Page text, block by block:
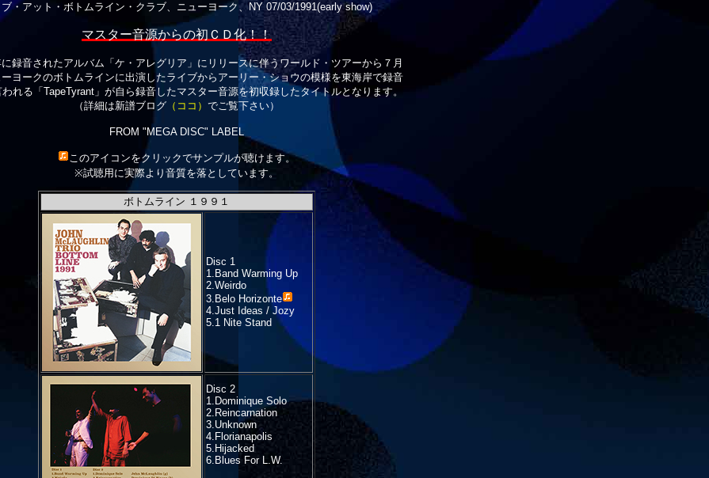
ブ・アット・ボトムライン・クラブ、ニューヨーク、NY 07/03/1991(early show)
マスター音源からの初ＣＤ化！！
に録音されたアルバム「ケ・アレグリア」にリリースに伴うワールド・ツアーから７月
ーヨークのボトムラインに出演したライブからアーリー・ショウの模様を東海岸で録音
れる「TapeTyrant」が自ら録音したマスター音源を初収録したタイトルとなります。
（詳細は新譜ブログ （ココ） でご覧下さい）
FROM "MEGA DISC" LABEL
このアイコンをクリックでサンプルが聴けます。
※試聴用に実際より音質を落としています。
ボトムライン １９９１
Disc 1
1.Band Warming Up
2.Weirdo
3. Belo Horizonte
4.Just Ideas / Jozy
5.1 Nite Stand
Disc 2
1.Dominique Solo
2.Reincarnation
3.Unknown
4.Florianapolis
5.Hijacked
6.Blues For L.W.